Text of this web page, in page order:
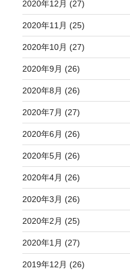
2020年12月 (27)
2020年11月 (25)
2020年10月 (27)
2020年9月 (26)
2020年8月 (26)
2020年7月 (27)
2020年6月 (26)
2020年5月 (26)
2020年4月 (26)
2020年3月 (26)
2020年2月 (25)
2020年1月 (27)
2019年12月 (26)